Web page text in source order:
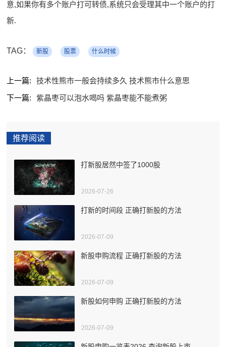
意,如果你有多个账户打可转债,系统只会受理其中一个账户的打
新.
TAG： 新股 股票 什么时候
上一篇:
技术性熊市一般会持续多久 技术熊市什么意思
下一篇:
紫晶枣可以泡水喝吗 紫晶枣能不能煮粥
推荐阅读
打新股居然中签了1000股
2026-07-26
打新的时间段 正确打新股的方法
2026-07-09
新股申购流程 正确打新股的方法
2026-07-09
新股如何申购 正确打新股的方法
2026-07-09